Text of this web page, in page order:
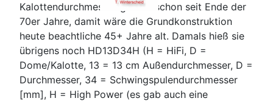
Kalottendurchmesser gibt es schon seit Ende der
70er Jahre, damit wäre die Grundkonstruktion
heute beachtliche 45+ Jahre alt. Damals hieß sie
übrigens noch HD13D34H (H = HiFi, D =
Dome/Kalotte, 13 = 13 cm Außendurchmesser, D =
Durchmesser, 34 = Schwingspulendurchmesser
[mm], H = High Power (es gab auch eine